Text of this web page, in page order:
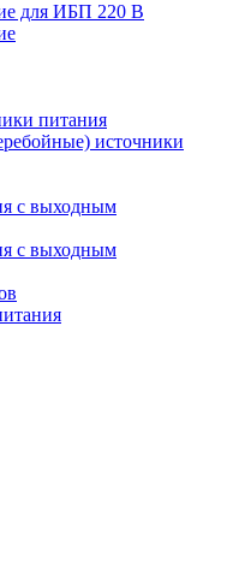
для ИБП 220 В
питания
источники
с выходным
с выходным